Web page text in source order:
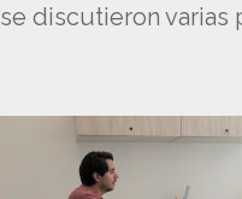
se discutieron varias